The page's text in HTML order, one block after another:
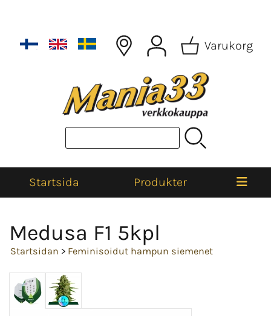
Varukorg
Startsida Produkter
Medusa F1 5kpl
Startsidan > Feminisoidut hampun siemenet